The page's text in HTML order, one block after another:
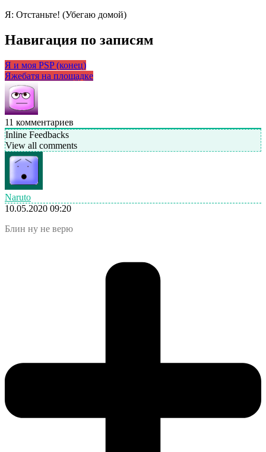
Я: Отстаньте! (Убегаю домой)
Навигация по записям
Я и моя PSP (конец)
Яжебатя на площадке
11 комментариев
Inline Feedbacks
View all comments
Naruto
10.05.2020 09:20
Блин ну не верю